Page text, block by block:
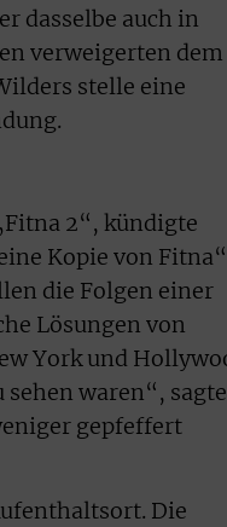
dasselbe auch in
verweigerten dem
stelle eine
2“, kündigte
Kopie von
die Folgen einer
Lösungen von
York und
waren“, sagte
gepfeffert
Die